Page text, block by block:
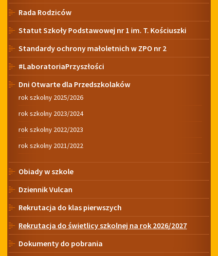
Rada Rodziców
Statut Szkoły Podstawowej nr 1 im. T. Kościuszki
Standardy ochrony małoletnich w ZPO nr 2
#LaboratoriaPrzyszłości
Dni Otwarte dla Przedszkolaków
rok szkolny 2025/2026
rok szkolny 2023/2024
rok szkolny 2022/2023
rok szkolny 2021/2022
Obiady w szkole
Dziennik Vulcan
Rekrutacja do klas pierwszych
Rekrutacja do świetlicy szkolnej na rok 2026/2027
Dokumenty do pobrania